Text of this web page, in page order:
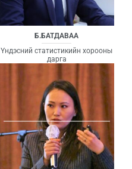
Б.БАТДАВАА
Үндэсний статистикийн хорооны
дарга